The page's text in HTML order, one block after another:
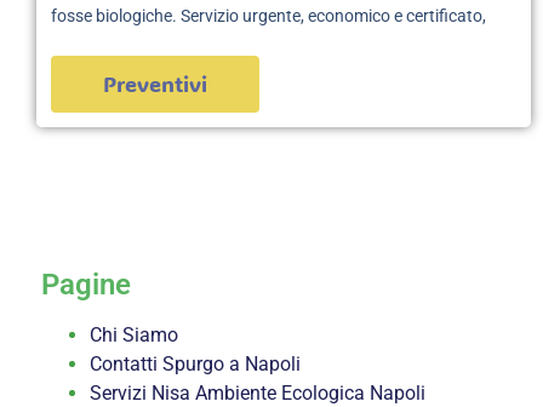
fosse biologiche. Servizio urgente, economico e certificato,
Preventivi
Pagine
Chi Siamo
Contatti Spurgo a Napoli
Servizi Nisa Ambiente Ecologica Napoli